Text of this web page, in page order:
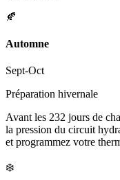
🍂
Automne
Sept-Oct
Préparation hivernale
Avant les 232 jours de
la pression du circuit
et programmez votre
❄️